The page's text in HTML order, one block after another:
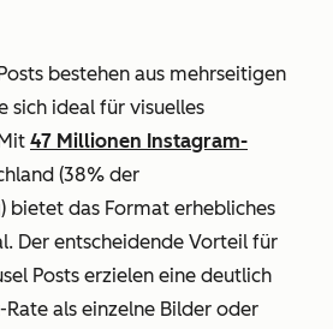
bestehen aus mehrseitigen
sich ideal für visuelles
47 Millionen Instagram-
(38% der
bietet das Format erhebliches
Der entscheidende Vorteil für
Posts erzielen eine deutlich
als einzelne Bilder oder